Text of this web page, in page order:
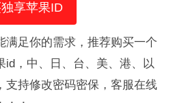
享苹果ID
满足你的需求，推荐购买一个
id，中、日、台、美、港、以
支持修改密码密保，客服在线